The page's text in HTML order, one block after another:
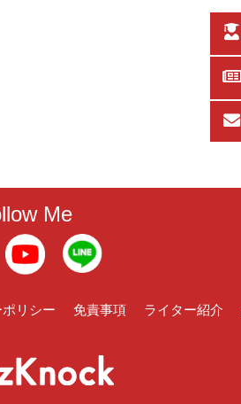
Me
リシー 免責事項 ライター紹介